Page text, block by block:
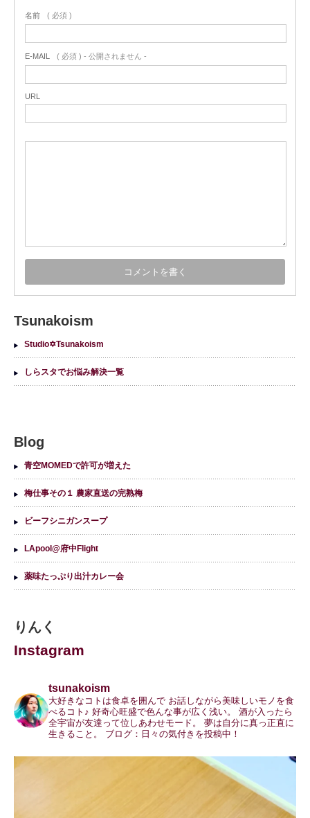
名前 ( 必須 )
E-MAIL ( 必須 ) - 公開されません -
URL
Tsunakoism
Studio✡Tsunakoism
しらスタでお悩み解決一覧
Blog
青空MOMEDで許可が増えた
梅仕事その１ 農家直送の完熟梅
ビーフシニガンスープ
LApool@府中Flight
薬味たっぷり出汁カレー会
りんく
Instagram
tsunakoism
大好きなコトは食卓を囲んで お話しながら美味しいモノを食
べるコト♪ 好奇心旺盛で色んな事が広く浅い。
酒が入ったら
全宇宙が友達って位しあわせモード。
夢は自分に真っ正直に
生きること。
ブログ：日々の気付きを投稿中！